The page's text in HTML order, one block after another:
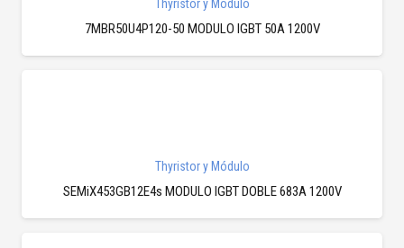
Thyristor y Módulo
7MBR50U4P120-50 MODULO IGBT 50A 1200V
Thyristor y Módulo
SEMiX453GB12E4s MODULO IGBT DOBLE 683A 1200V